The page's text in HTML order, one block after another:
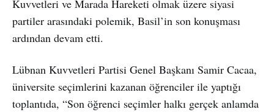
Kuvvetleri ve Marada Hareketi olmak üzere siyasi
partiler arasındaki polemik, Basil’in son konuşması
ardından devam etti.
Lübnan Kuvvetleri Partisi Genel Başkanı Samir Cacaa,
üniversite seçimlerini kazanan öğrenciler ile yaptığı
toplantıda, “Son öğrenci seçimler halkı gerçek anlamda